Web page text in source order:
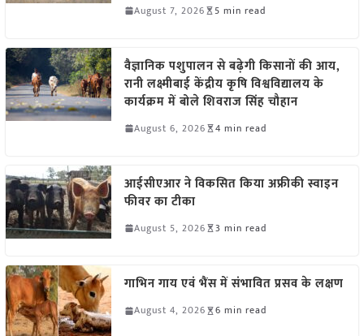
August 7, 2026 5 min read
वैज्ञानिक पशुपालन से बढ़ेगी किसानों की आय,
रानी लक्ष्मीबाई केंद्रीय कृषि विश्वविद्यालय के
कार्यक्रम में बोले शिवराज सिंह चौहान
August 6, 2026 4 min read
आईसीएआर ने विकसित किया अफ्रीकी स्वाइन
फीवर का टीका
August 5, 2026 3 min read
गाभिन गाय एवं भैंस में संभावित प्रसव के लक्षण
August 4, 2026 6 min read